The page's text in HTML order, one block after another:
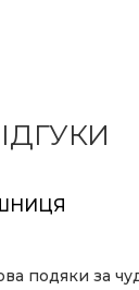
подяки за